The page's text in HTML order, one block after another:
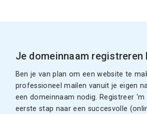
Je domeinnaam registreren
Ben je van plan om een website te
professioneel mailen vanuit je eigen
een domeinnaam nodig. Registreer
eerste stap naar een succesvolle